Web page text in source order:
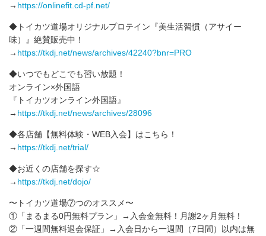
‪→ https://onlinefit.cd-pf.net/
◆トイカツ道場オリジナルプロテイン『美生活習慣（アサイー
味）』絶賛販売中！
→ https://tkdj.net/news/archives/42240?bnr=PRO
◆いつでもどこでも習い放題！
オンライン×外国語
『トイカツオンライン外国語』
→ https://tkdj.net/news/archives/28096
◆各店舗【無料体験・WEB入会】はこちら！
→ https://tkdj.net/trial/
◆お近くの店舗を探す☆
→ https://tkdj.net/dojo/
〜トイカツ道場⑦つのオススメ〜
①「まるまる0円無料プラン」→入会金無料！月謝2ヶ月無料！
②「一週間無料退会保証」→入会日から一週間（7日間）以内は無